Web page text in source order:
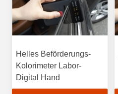
Helles Beförderungs-
Kolorimeter Labor-
Digital Hand